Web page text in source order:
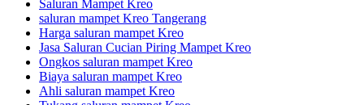
Saluran Mampet Kreo
saluran mampet Kreo Tangerang
Harga saluran mampet Kreo
Jasa Saluran Cucian Piring Mampet Kreo
Ongkos saluran mampet Kreo
Biaya saluran mampet Kreo
Ahli saluran mampet Kreo